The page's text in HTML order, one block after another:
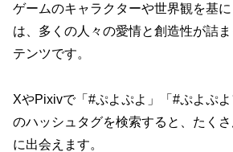
ゲームのキャラクターや世界観を基
は、多くの人々の愛情と創造性が詰
テンツです。
XやPixivで「#ぷよぷよ」「#ぷよぷ
のハッシュタグを検索すると、たく
に出会えます。